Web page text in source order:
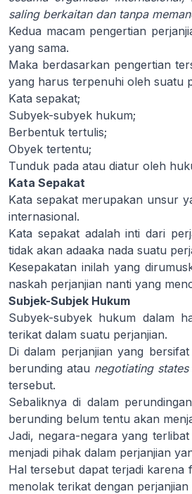
saling berkaitan dan tanpa
Kedua macam pengertian
yang sama.
Maka berdasarkan pengertian
yang harus terpenuhi oleh suatu
Kata sepakat;
Subyek-subyek hukum;
Berbentuk tertulis;
Obyek tertentu;
Tunduk pada atau diatur oleh
Kata Sepakat
Kata sepakat merupakan unsur
internasional.
Kata sepakat adalah inti dari
tidak akan adaaka nada suatu
Kesepakatan inilah yang
naskah perjanjian nanti yang
Subjek-Subjek Hukum
Subyek-subyek hukum dalam
terikat dalam suatu perjanjian.
Di dalam perjanjian yang
berunding atau negotiating
tersebut.
Sebaliknya di dalam
berunding belum tentu akan
Jadi, negara-negara yang
menjadi pihak dalam perjanjian
Hal tersebut dapat terjadi
menolak terikat dengan